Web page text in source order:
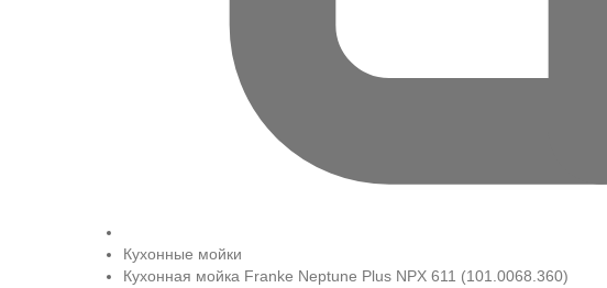
Кухонные мойки
Кухонная мойка Franke Neptune Plus NPX 611 (101.0068.360)